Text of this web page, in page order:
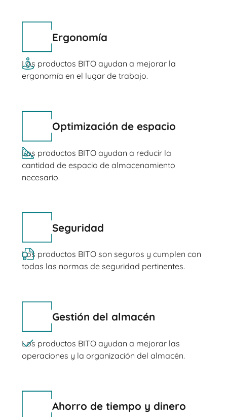
Ergonomía
Los productos BITO ayudan a mejorar la
ergonomía en el lugar de trabajo.
Optimización de espacio
Los productos BITO ayudan a reducir la
cantidad de espacio de almacenamiento
necesario.
Seguridad
Los productos BITO son seguros y cumplen con
todas las normas de seguridad pertinentes.
Gestión del almacén
Los productos BITO ayudan a mejorar las
operaciones y la organización del almacén.
Ahorro de tiempo y dinero